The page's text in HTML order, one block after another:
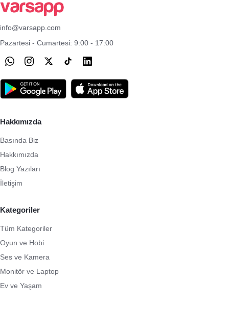
info@varsapp.com
Pazartesi - Cumartesi: 9:00 - 17:00
Hakkımızda
Basında Biz
Hakkımızda
Blog Yazıları
İletişim
Kategoriler
Tüm Kategoriler
Oyun ve Hobi
Ses ve Kamera
Monitör ve Laptop
Ev ve Yaşam